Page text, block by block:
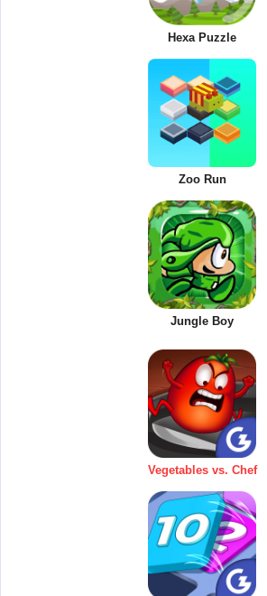
Hexa Puzzle
Zoo Run
Jungle Boy
Vegetables vs. Chef